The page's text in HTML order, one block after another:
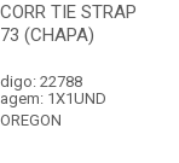
TIE STRAP
(CHAPA)
22788
1X1UND
OREGON